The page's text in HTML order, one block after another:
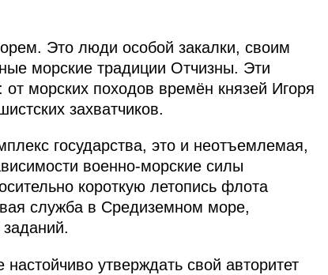
Это люди особой закалки, своим
морские традиции Отчизны. Эти
морских походов времён князей Игоря
захватчиков.
государства, это и неотъемлемая,
военно-морские силы
короткую летопись флота
служба в Средиземном море,
утверждать свой авторитет